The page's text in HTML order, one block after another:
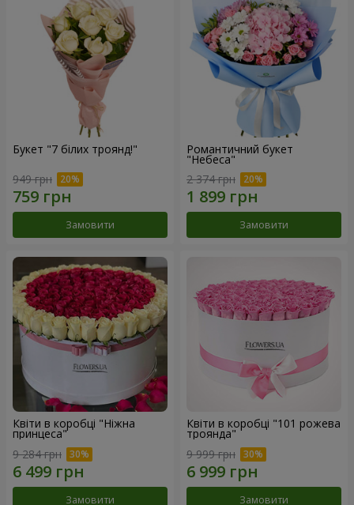
Букет "7 білих троянд!"
949 грн
Замовити
Романтичний букет
"Небеса"
2 374 грн
Замовити
Квіти в коробці "Ніжна
принцеса"
9 284 грн
Замовити
Квіти в коробці "101 рожева
троянда"
9 999 грн
Замовити